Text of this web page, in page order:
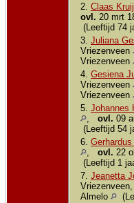
2. Claas
ovl. 20 mrt
(Leeftijd 74
3. Juliana
Vriezenveen
Vriezenveen
4. Gesiena
Vriezenveen
Vriezenveen
5. Johannes
ovl. 09
(Leeftijd 54
6.
ovl. 22
(Leeftijd 1
7. Jeanetta
Almelo